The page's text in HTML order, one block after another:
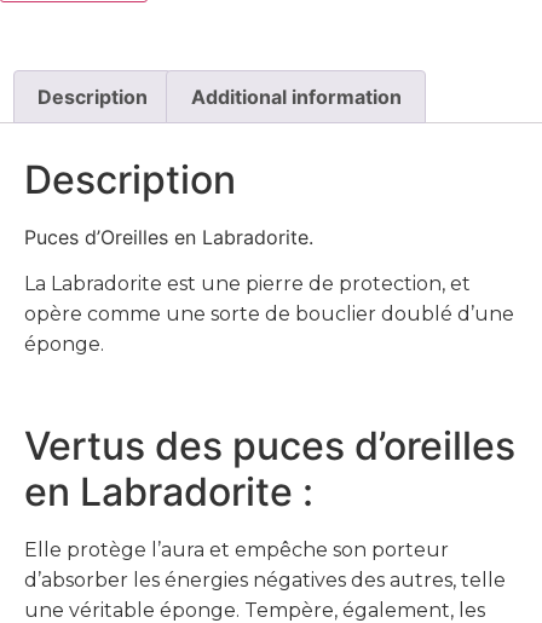
Description Additional information
Description
Puces d’Oreilles en Labradorite.
La Labradorite est une pierre de protection, et
opère comme une sorte de bouclier doublé d’une
éponge.
Vertus des puces d’oreilles
en Labradorite :
Elle protège l’aura et empêche son porteur
d’absorber les énergies négatives des autres, telle
une véritable éponge. Tempère, également, les